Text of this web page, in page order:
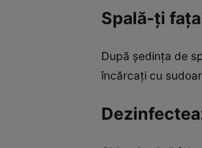
Spală-ţi
După şedinţa de
încărcaţi cu